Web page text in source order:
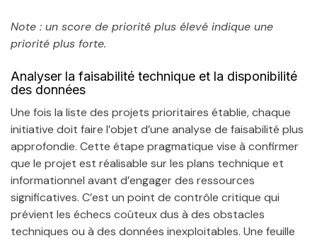
Note : un score de priorité plus élevé indique une
priorité plus forte.
Analyser la faisabilité technique et la disponibilité
des données
Une fois la liste des projets prioritaires établie, chaque
initiative doit faire l’objet d’une analyse de faisabilité plus
approfondie. Cette étape pragmatique vise à confirmer
que le projet est réalisable sur les plans technique et
informationnel avant d’engager des ressources
significatives. C’est un point de contrôle critique qui
prévient les échecs coûteux dus à des obstacles
techniques ou à des données inexploitables. Une feuille